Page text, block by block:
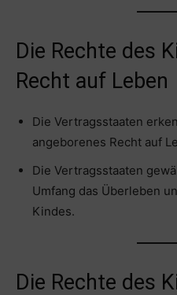
Die Rechte des
Recht auf Leben
Die Vertragsstaaten
angeborenes Recht auf
Die Vertragsstaaten
Umfang das Überleben
Kindes.
Die Rechte des